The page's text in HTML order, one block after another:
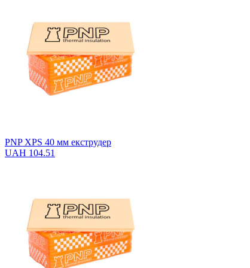
PNP XPS 40 мм екструдер
UAH 104.51